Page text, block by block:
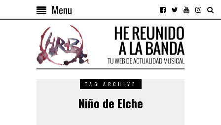
Menu
TAG ARCHIVE
Niño de Elche